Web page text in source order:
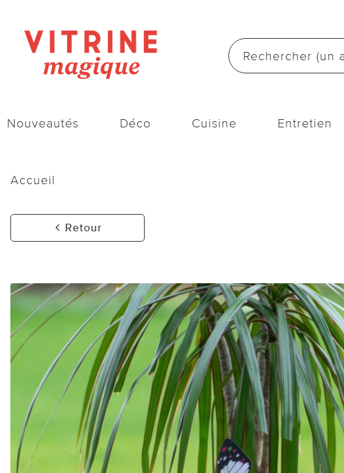
Nouveautés Déco Cuisine Entretien
Accueil
Retour